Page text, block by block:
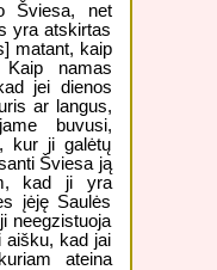
Šviesa, net
yra atskirtas
matant, kaip
namas
jei dienos
ar langus,
buvusi,
kur ji galėtų
Šviesa ją
kad ji yra
įėję Saulės
neegzistuoja
aišku, kad jai
ateina